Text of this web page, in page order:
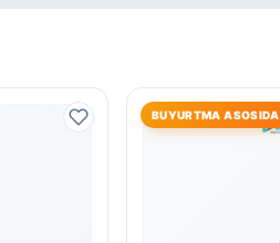
BUYURTMA ASOSIDA